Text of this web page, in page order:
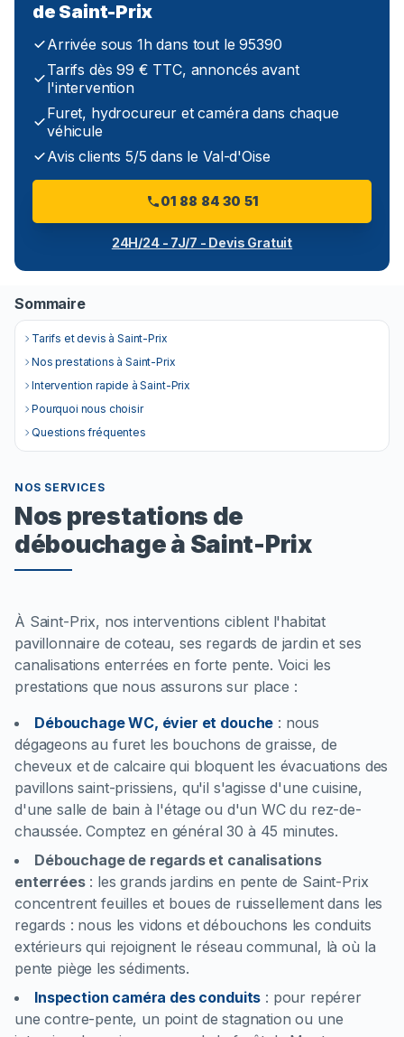
de Saint-Prix
Arrivée sous 1h dans tout le 95390
Tarifs dès 99 € TTC, annoncés avant
l'intervention
Furet, hydrocureur et caméra dans chaque
véhicule
Avis clients 5/5 dans le Val-d'Oise
01 88 84 30 51
24H/24 - 7J/7 - Devis Gratuit
Sommaire
Tarifs et devis à Saint-Prix
Nos prestations à Saint-Prix
Intervention rapide à Saint-Prix
Pourquoi nous choisir
Questions fréquentes
NOS SERVICES
Nos prestations de
débouchage à Saint-Prix
À Saint-Prix, nos interventions ciblent l'habitat
pavillonnaire de coteau, ses regards de jardin et ses
canalisations enterrées en forte pente. Voici les
prestations que nous assurons sur place :
Débouchage WC, évier et douche : nous
dégageons au furet les bouchons de graisse, de
cheveux et de calcaire qui bloquent les évacuations des
pavillons saint-prissiens, qu'il s'agisse d'une cuisine,
d'une salle de bain à l'étage ou d'un WC du rez-de-
chaussée. Comptez en général 30 à 45 minutes.
Débouchage de regards et canalisations
enterrées: les grands jardins en pente de Saint-Prix
concentrent feuilles et boues de ruissellement dans les
regards : nous les vidons et débouchons les conduits
extérieurs qui rejoignent le réseau communal, là où la
pente piège les sédiments.
Inspection caméra des conduits : pour repérer
une contre-pente, un point de stagnation ou une